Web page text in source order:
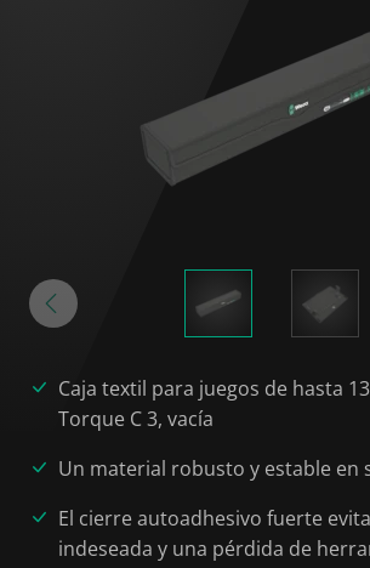
Caja textil para juegos de hasta
Torque C 3, vacía
Un material robusto y estable en
El cierre autoadhesivo fuerte
indeseada y una pérdida de